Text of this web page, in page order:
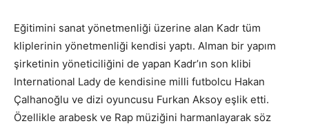
Eğitimini sanat yönetmenliği üzerine alan Kadr tüm
kliplerinin yönetmenliği kendisi yaptı. Alman bir yapım
şirketinin yöneticiliğini de yapan Kadr’ın son klibi
International Lady de kendisine milli futbolcu Hakan
Çalhanoğlu ve dizi oyuncusu Furkan Aksoy eşlik etti.
Özellikle arabesk ve Rap müziğini harmanlayarak söz